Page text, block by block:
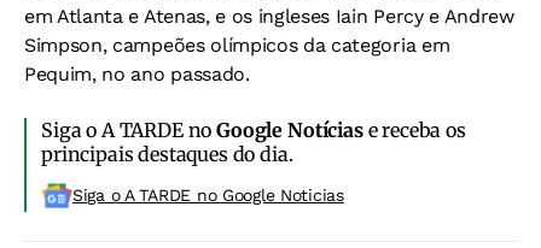
em Atlanta e Atenas, e os ingleses Iain Percy e Andrew
Simpson, campeões olímpicos da categoria em
Pequim, no ano passado.
Siga o A TARDE noGoogle Notíciase receba os
principais destaques do dia.
Siga o A TARDE no Google Noticias